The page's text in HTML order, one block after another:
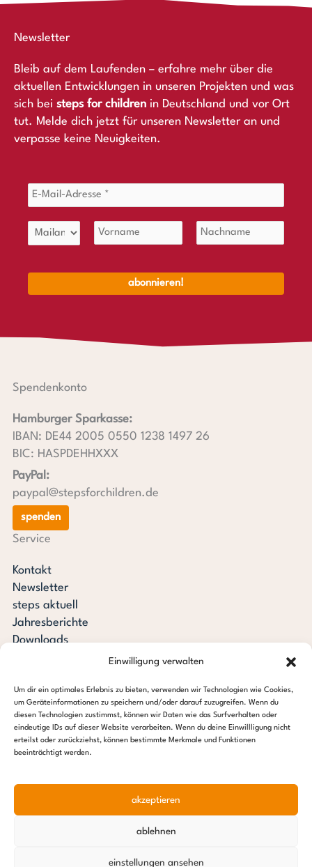
Einwilligung verwalten
Um dir ein optimales Erlebnis zu bieten, verwenden wir Technologien wie Cookies,
um Geräteinformationen zu speichern und/oder darauf zuzugreifen. Wenn du
diesen Technologien zustimmst, können wir Daten wie das Surfverhalten oder
eindeutige IDs auf dieser Website verarbeiten. Wenn du deine Einwillligung nicht
erteilst oder zurückziehst, können bestimmte Merkmale und Funktionen
beeinträchtigt werden.
akzeptieren
ablehnen
einstellungen ansehen
Newsletter
Bleib auf dem Laufenden – erfahre mehr über die
aktuellen Entwicklungen in unseren Projekten und was
sich bei steps for children in Deutschland und vor Ort
tut. Melde dich jetzt für unseren Newsletter an und
verpasse keine Neuigkeiten.
Spendenkonto
Hamburger Sparkasse:
IBAN: DE44 2005 0550 1238 1497 26
BIC: HASPDEHHXXX
PayPal:
paypal@stepsforchildren.de
spenden
Service
Kontakt
Newsletter
steps aktuell
Jahresberichte
Downloads
Stiftung steps for children
c/o Regus Altona
Ottenser Hauptstraße 2-6
Tel: +49 (0) 40 389 027 – 88
E-Mail: info@stepsforchildren.de
Pinterest
Impressum
Datenschutz